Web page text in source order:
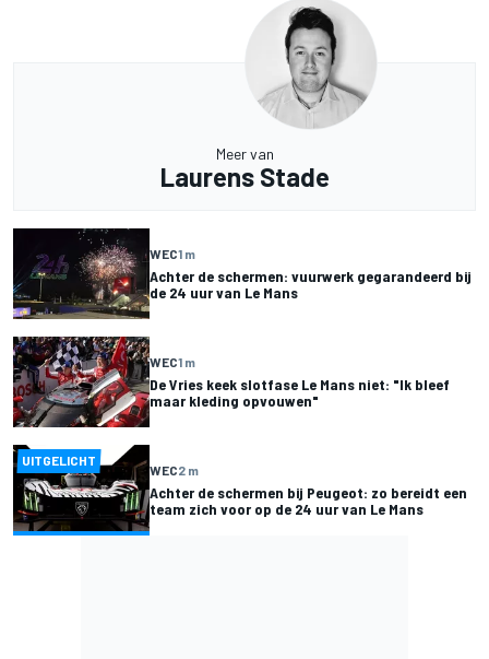
Meer van
Laurens Stade
WEC1 m
Achter de schermen: vuurwerk gegarandeerd bij
de 24 uur van Le Mans
WEC1 m
De Vries keek slotfase Le Mans niet: "Ik bleef
maar kleding opvouwen"
UITGELICHT
WEC2 m
Achter de schermen bij Peugeot: zo bereidt een
team zich voor op de 24 uur van Le Mans